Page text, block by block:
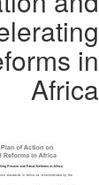
in
Africa